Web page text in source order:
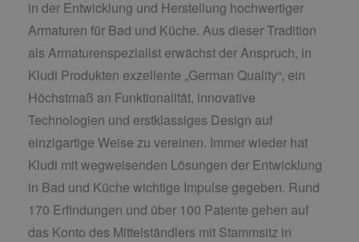
in der Entwicklung und Herstellung hochwertiger
Armaturen für Bad und Küche. Aus dieser Tradition
als Armaturenspezialist erwächst der Anspruch, in
Kludi Produkten exzellente „German Quality“, ein
Höchstmaß an Funktionalität, innovative
Technologien und erstklassiges Design auf
einzigartige Weise zu vereinen. Immer wieder hat
Kludi mit wegweisenden Lösungen der Entwicklung
in Bad und Küche wichtige Impulse gegeben. Rund
170 Erfindungen und über 100 Patente gehen auf
das Konto des Mittelständlers mit Stammsitz in